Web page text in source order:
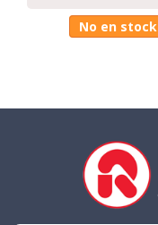
No en stock